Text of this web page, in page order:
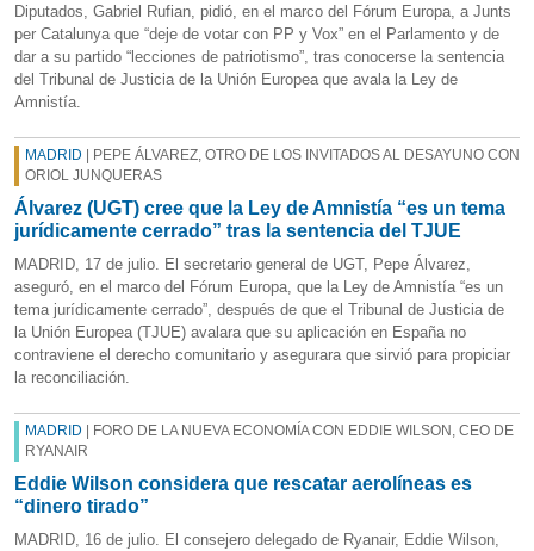
Diputados, Gabriel Rufian, pidió, en el marco del Fórum Europa, a Junts
per Catalunya que “deje de votar con PP y Vox” en el Parlamento y de
dar a su partido “lecciones de patriotismo”, tras conocerse la sentencia
del Tribunal de Justicia de la Unión Europea que avala la Ley de
Amnistía.
MADRID | PEPE ÁLVAREZ, OTRO DE LOS INVITADOS AL DESAYUNO CON
ORIOL JUNQUERAS
Álvarez (UGT) cree que la Ley de Amnistía “es un tema
jurídicamente cerrado” tras la sentencia del TJUE
MADRID, 17 de julio. El secretario general de UGT, Pepe Álvarez,
aseguró, en el marco del Fórum Europa, que la Ley de Amnistía “es un
tema jurídicamente cerrado”, después de que el Tribunal de Justicia de
la Unión Europea (TJUE) avalara que su aplicación en España no
contraviene el derecho comunitario y asegurara que sirvió para propiciar
la reconciliación.
MADRID | FORO DE LA NUEVA ECONOMÍA CON EDDIE WILSON, CEO DE
RYANAIR
Eddie Wilson considera que rescatar aerolíneas es
“dinero tirado”
MADRID, 16 de julio. El consejero delegado de Ryanair, Eddie Wilson,